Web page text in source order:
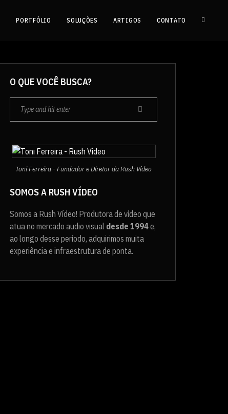
PORTFÓLIO SOLUÇÕES ARTIGOS CONTATO
O QUE VOCÊ BUSCA?
Toni Ferreira - Fundador e Diretor da Rush Vídeo
SOMOS A RUSH VÍDEO
Somos a Rush Vídeo! Produtora de vídeo que
atua no mercado audio visual desde 1994e,
ao longo desse período, adquirimos muita
experiência e infraestrutura de ponta.